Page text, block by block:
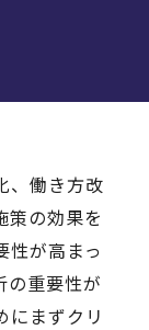
、働き方改
策の効果を
性が高まっ
の重要性が
にまずクリ